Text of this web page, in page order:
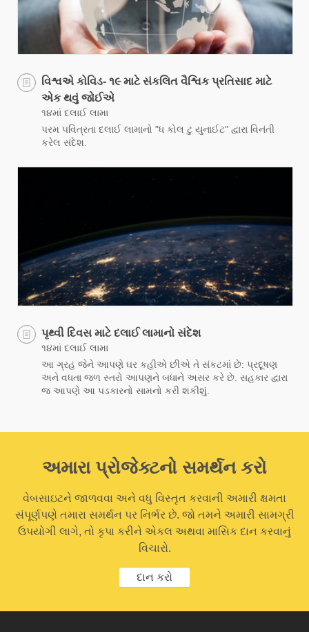
વિશ્વએ કોવિડ- ૧૯ માટે સંકલિત વૈશ્વિક પ્રતિસાદ માટે
એક થવું જોઈએ
૧૪માં દલાઈ લામા
પરમ પવિત્રતા દલાઈ લામાનો "ધ કોલ ટુ યુનાઈટ" દ્વારા વિનંતી
કરેલ સંદેશ.
પૃથ્વી દિવસ માટે દલાઈ લામાનો સંદેશ
૧૪માં દલાઈ લામા
આ ગ્રહ જેને આપણે ઘર કહીએ છીએ તે સંકટમાં છે: પ્રદૂષણ
અને વધતા જળ સ્તરો આપણને બધાને અસર કરે છે. સહકાર દ્વારા
જ આપણે આ પડકારનો સામનો કરી શકીશું.
અમારા પ્રોજેક્ટનો સમર્થન કરો
વેબસાઇટને જાળવવા અને વધુ વિસ્તૃત કરવાની અમારી ક્ષમતા
સંપૂર્ણપણે તમારા સમર્થન પર નિર્ભર છે. જો તમને અમારી સામગ્રી
ઉપયોગી લાગે, તો કૃપા કરીને એકલ અથવા માસિક દાન કરવાનું
વિચારો.
દાન કરો